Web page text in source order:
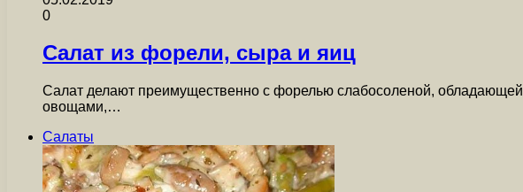
0
Салат из форели, сыра и яиц
Салат делают преимущественно с форелью слабосоленой,
овощами,…
Салаты